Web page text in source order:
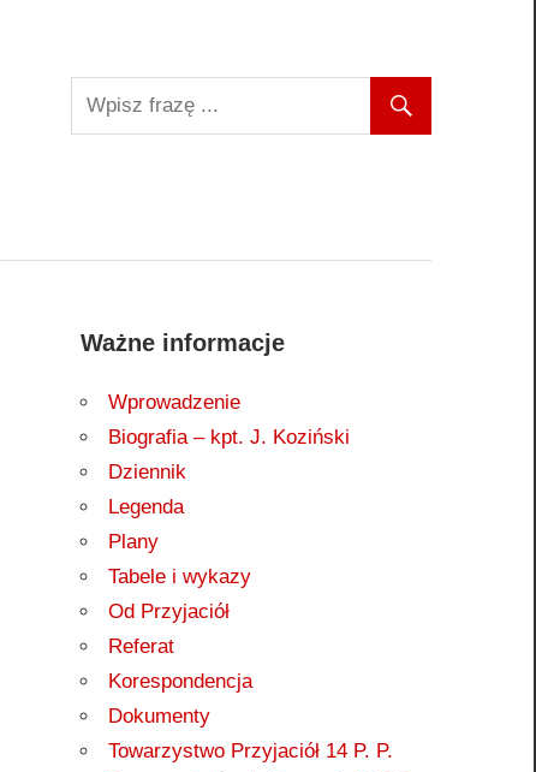
Ważne informacje
Wprowadzenie
Biografia – kpt. J. Koziński
Dziennik
Legenda
Plany
Tabele i wykazy
Od Przyjaciół
Referat
Korespondencja
Dokumenty
Towarzystwo Przyjaciół 14 P. P.